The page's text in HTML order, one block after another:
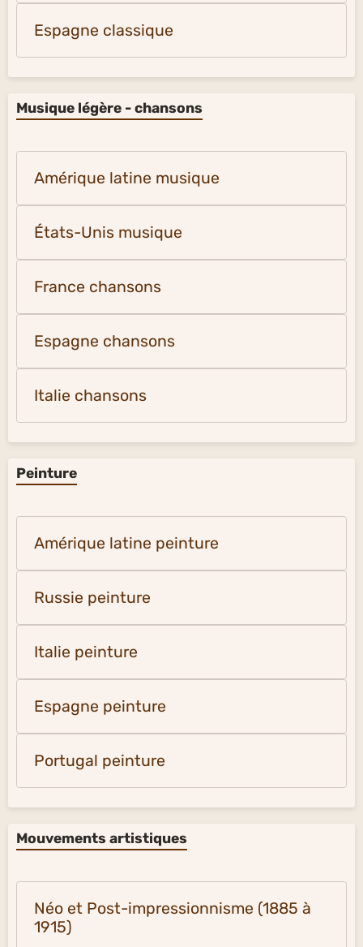
Espagne classique
Musique légère - chansons
Amérique latine musique
États-Unis musique
France chansons
Espagne chansons
Italie chansons
Peinture
Amérique latine peinture
Russie peinture
Italie peinture
Espagne peinture
Portugal peinture
Mouvements artistiques
Néo et Post-impressionnisme (1885 à
1915)